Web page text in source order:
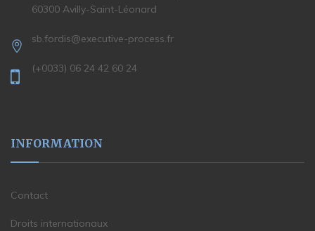
60300 Avilly-Saint-Léonard
sb.fordis@executive-process.fr
(+0033) 06 24 42 60 24
INFORMATION
Contact
Droits internationaux